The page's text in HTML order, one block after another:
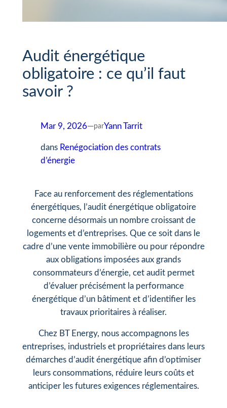
Audit énergétique
obligatoire : ce qu’il faut
savoir ?
Mar 9, 2026—parYann Tarrit
dans Renégociation des contrats
d’énergie
Face au renforcement des réglementations
énergétiques, l’audit énergétique obligatoire
concerne désormais un nombre croissant de
logements et d’entreprises. Que ce soit dans le
cadre d’une vente immobilière ou pour répondre
aux obligations imposées aux grands
consommateurs d’énergie, cet audit permet
d’évaluer précisément la performance
énergétique d’un bâtiment et d’identifier les
travaux prioritaires à réaliser.
Chez BT Energy, nous accompagnons les
entreprises, industriels et propriétaires dans leurs
démarches d’audit énergétique afin d’optimiser
leurs consommations, réduire leurs coûts et
anticiper les futures exigences réglementaires.